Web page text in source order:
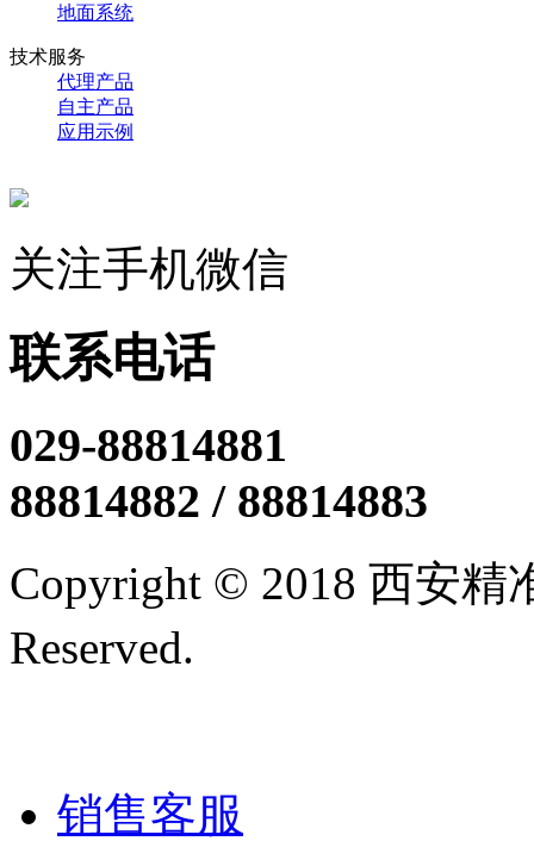
地面系统
技术服务
代理产品
自主产品
应用示例
关注手机微信
联系电话
029-88814881
88814882 / 88814883
Copyright © 2018 西安精
Reserved.
销售客服